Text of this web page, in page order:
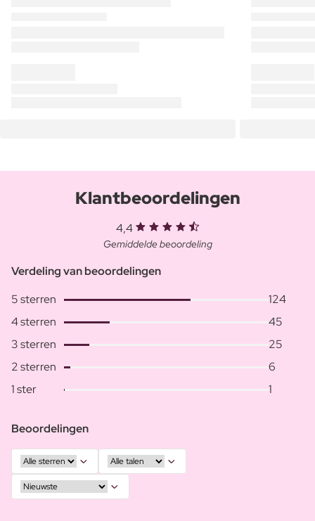
Klantbeoordelingen
4,4
Gemiddelde beoordeling
Verdeling van beoordelingen
5 sterren
124
4 sterren
45
3 sterren
25
2 sterren
6
1 ster
1
Beoordelingen